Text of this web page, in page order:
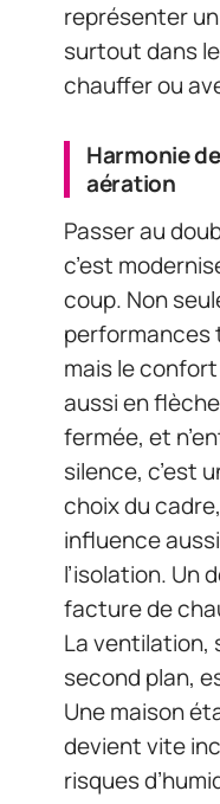
représenter
surtout dans
chauffer ou
Harmonie
aération
Passer au
c’est
coup. Non
performances
mais le
aussi en
fermée, et
silence, c’est
choix du
influence
l’isolation. Un
facture de
La ventilation,
second plan,
Une maison
devient vite
risques